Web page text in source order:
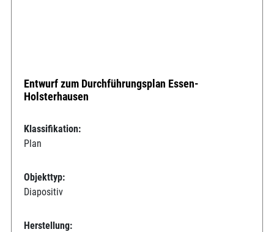
Entwurf zum Durchführungsplan Essen-
Holsterhausen
Klassifikation:
Plan
Objekttyp:
Diapositiv
Herstellung: